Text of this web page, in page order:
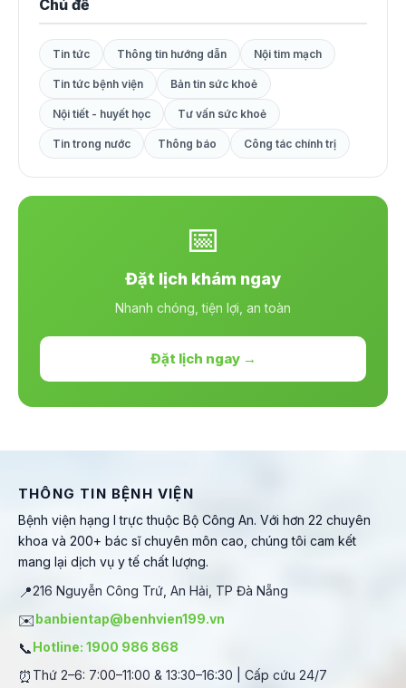
Chủ đề
Tin tức Thông tin hướng dẫn Nội tim mạch
Tin tức bệnh viện Bản tin sức khoẻ
Nội tiết - huyết học Tư vấn sức khoẻ
Tin trong nước Thông báo Công tác chính trị
📅
Đặt lịch khám ngay
Nhanh chóng, tiện lợi, an toàn
Đặt lịch ngay →
THÔNG TIN BỆNH VIỆN
Bệnh viện hạng I trực thuộc Bộ Công An. Với hơn 22 chuyên
khoa và 200+ bác sĩ chuyên môn cao, chúng tôi cam kết
mang lại dịch vụ y tế chất lượng.
📍216 Nguyễn Công Trứ, An Hải, TP Đà Nẵng
✉️banbientap@benhvien199.vn
📞Hotline: 1900 986 868
⏰ Thứ 2–6: 7:00–11:00 & 13:30–16:30 | Cấp cứu 24/7